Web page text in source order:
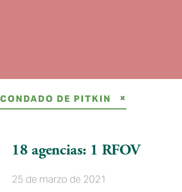
CONDADO DE PITKIN
18 agencias: 1 RFOV
25 de marzo de 2021